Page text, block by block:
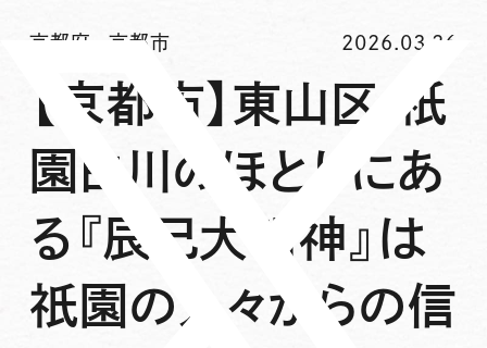
京都府 -京都市 2026.03.26
【京都市】東山区 祇
園白川のほとりにあ
る『辰己大明神』は
祇園の人々からの信